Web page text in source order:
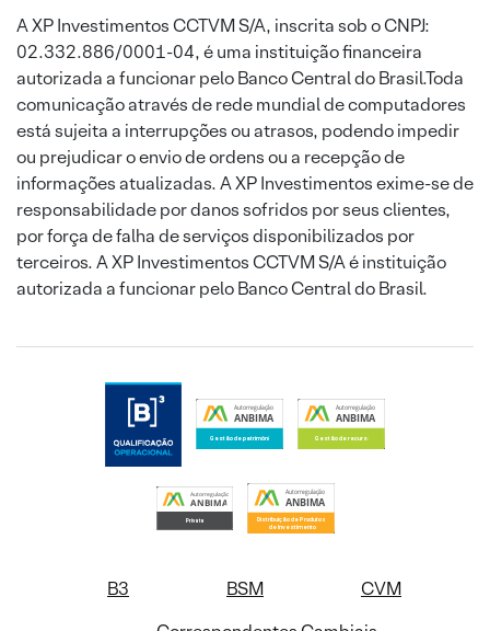
A XP Investimentos CCTVM S/A, inscrita sob o CNPJ:
02.332.886/0001-04, é uma instituição financeira
autorizada a funcionar pelo Banco Central do Brasil.Toda
comunicação através de rede mundial de computadores
está sujeita a interrupções ou atrasos, podendo impedir
ou prejudicar o envio de ordens ou a recepção de
informações atualizadas. A XP Investimentos exime-se de
responsabilidade por danos sofridos por seus clientes,
por força de falha de serviços disponibilizados por
terceiros. A XP Investimentos CCTVM S/A é instituição
autorizada a funcionar pelo Banco Central do Brasil.
B3 BSM
CVM